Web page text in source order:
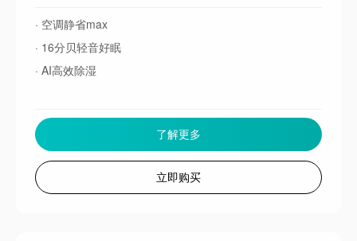
· 空调静省max
· 16分贝轻音好眠
· AI高效除湿
了解更多
立即购买